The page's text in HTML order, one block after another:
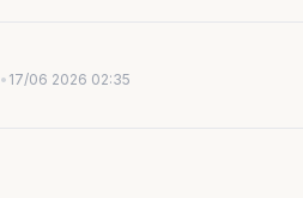
• 17/06 2026 02:35